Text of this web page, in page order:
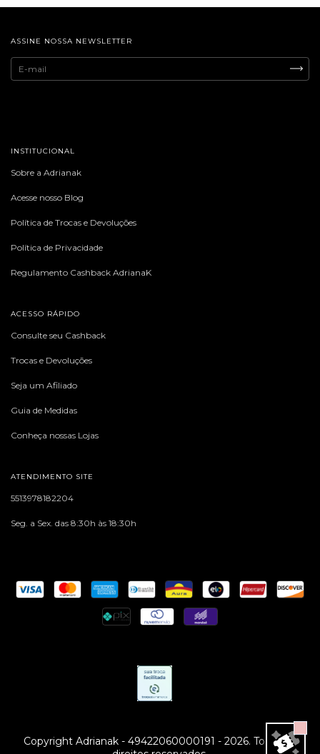
ASSINE NOSSA NEWSLETTER
INSTITUCIONAL
Sobre a Adrianak
Acesse nosso Blog
Política de Trocas e Devoluções
Política de Privacidade
Regulamento Cashback AdrianaK
ACESSO RÁPIDO
Consulte seu Cashback
Trocas e Devoluções
Seja um Afiliado
Guia de Medidas
Conheça nossas Lojas
ATENDIMENTO SITE
5513978182204
Seg. a Sex. das 8:30h às 18:30h
Copyright Adrianak - 49422060000191 - 2026. Todos os